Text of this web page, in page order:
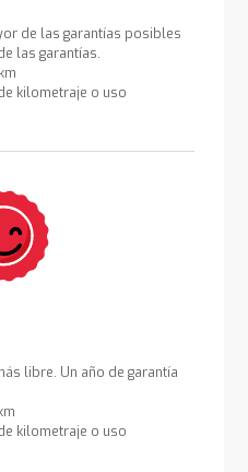
de las garantías posibles
las garantías.
kilometraje o uso
libre. Un año de garantía
kilometraje o uso